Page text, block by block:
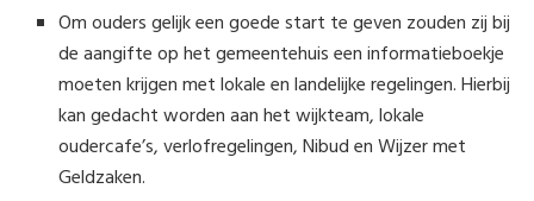
Om ouders gelijk een goede start te geven zouden zij bij
de aangifte op het gemeentehuis een informatieboekje
moeten krijgen met lokale en landelijke regelingen. Hierbij
kan gedacht worden aan het wijkteam, lokale
oudercafe’s, verlofregelingen, Nibud en Wijzer met
Geldzaken.